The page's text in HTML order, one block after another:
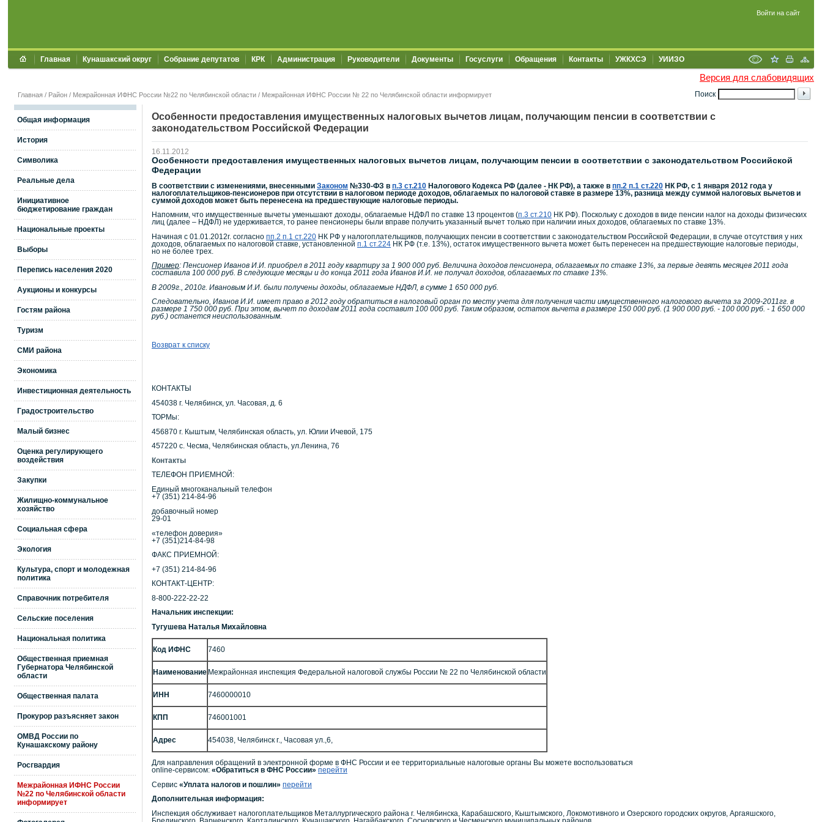
Войти на сайт
Главная Кунашакский округ Собрание депутатов КРК Администрация Руководители Документы Госуслуги Обращения Контакты УЖКХСЭ УИИЗО
Версия для слабовидящих
Поиск
Главная / Район / Межрайонная ИФНС России №22 по Челябинской области / Межрайонная ИФНС России № 22 по Челябинской области информирует
Общая информация
История
Символика
Реальные дела
Инициативное
бюджетирование граждан
Национальные проекты
Выборы
Перепись населения 2020
Аукционы и конкурсы
Гостям района
Туризм
СМИ района
Экономика
Инвестиционная деятельность
Градостроительство
Малый бизнес
Оценка регулирующего
воздействия
Закупки
Жилищно-коммунальное
хозяйство
Социальная сфера
Экология
Культура, спорт и молодежная
политика
Справочник потребителя
Сельские поселения
Национальная политика
Общественная приемная
Губернатора Челябинской
области
Общественная палата
Прокурор разъясняет закон
ОМВД России по
Кунашакскому району
Росгвардия
Межрайонная ИФНС России
№22 по Челябинской области
информирует
Особенности предоставления имущественных налоговых вычетов лицам, получающим пенсии в соответствии с
законодательством Российской Федерации
16.11.2012
Особенности предоставления имущественных налоговых вычетов лицам, получающим пенсии в соответствии с законодательством Российской
Федерации
В соответствии с изменениями, внесенными Законом №330-ФЗ в п.3 ст.210 Налогового Кодекса РФ (далее - НК РФ), а также в пп.2 п.1 ст.220 НК РФ, с 1 января 2012 года у
налогоплательщиков-пенсионеров при отсутствии в налоговом периоде доходов, облагаемых по налоговой ставке в размере 13%, разница между суммой налоговых вычетов и
суммой доходов может быть перенесена на предшествующие налоговые периоды.
Напомним, что имущественные вычеты уменьшают доходы, облагаемые НДФЛ по ставке 13 процентов (п.3 ст.210 НК РФ). Поскольку с доходов в виде пенсии налог на доходы физических
лиц (далее – НДФЛ) не удерживается, то ранее пенсионеры были вправе получить указанный вычет только при наличии иных доходов, облагаемых по ставке 13%.
Начиная с 01.01.2012г. согласно пп.2 п.1 ст.220 НК РФ у налогоплательщиков, получающих пенсии в соответствии с законодательством Российской Федерации, в случае отсутствия у них
доходов, облагаемых по налоговой ставке, установленной п.1 ст.224 НК РФ (т.е. 13%), остаток имущественного вычета может быть перенесен на предшествующие налоговые периоды,
но не более трех.
Пример: Пенсионер Иванов И.И. приобрел в 2011 году квартиру за 1 900 000 руб. Величина доходов пенсионера, облагаемых по ставке 13%, за первые девять месяцев 2011 года
составила 100 000 руб. В следующие месяцы и до конца 2011 года Иванов И.И. не получал доходов, облагаемых по ставке 13%.
В 2009г., 2010г. Ивановым И.И. были получены доходы, облагаемые НДФЛ, в сумме 1 650 000 руб.
Следовательно, Иванов И.И. имеет право в 2012 году обратиться в налоговый орган по месту учета для получения части имущественного налогового вычета за 2009-2011гг. в
размере 1 750 000 руб. При этом, вычет по доходам 2011 года составит 100 000 руб. Таким образом, остаток вычета в размере 150 000 руб. (1 900 000 руб. - 100 000 руб. - 1 650 000
руб.) останется неиспользованным.
Возврат к списку
КОНТАКТЫ
454038 г. Челябинск, ул. Часовая, д. 6
ТОРМы:
456870 г. Кыштым, Челябинская область, ул. Юлии Ичевой, 175
457220 с. Чесма, Челябинская область, ул.Ленина, 76
Контакты
ТЕЛЕФОН ПРИЕМНОЙ:
Единый многоканальный телефон
+7 (351) 214-84-96
добавочный номер
29-01
«телефон доверия»
+7 (351)214-84-98
ФАКС ПРИЕМНОЙ:
+7 (351) 214-84-96
КОНТАКТ-ЦЕНТР:
8-800-222-22-22
Начальник инспекции:
Тугушева Наталья Михайловна
Код ИФНС 7460
Наименование Межрайонная инспекция Федеральной налоговой службы России № 22 по Челябинской области
ИНН 7460000010
КПП 746001001
Адрес 454038, Челябинск г., Часовая ул.,6,
Для направления обращений в электронной форме в ФНС России и ее территориальные налоговые органы Вы можете воспользоваться
online-сервисом: «Обратиться в ФНС России» перейти
Сервис «Уплата налогов и пошлин» перейти
Дополнительная информация:
Инспекция обслуживает налогоплательщиков Металлургического района г. Челябинска, Карабашского, Кыштымского, Локомотивного и Озерского городских округов, Аргаяшского,
Брединского, Варненского, Карталинского, Кунашакского, Нагайбакского, Сосновского и Чесменского муниципальных районов.